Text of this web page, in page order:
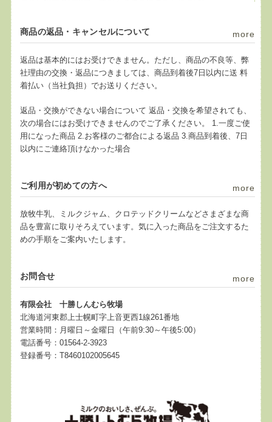
商品の返品・キャンセルについて more
返品は基本的にはお受けできません。ただし、商品の不良等、弊
社理由の交換・返品につきましては、商品到着後7日以内に送 料
着払い（当社負担）でお送りください。
返品・交換ができない場合について 返品・交換を希望されても、
次の場合にはお受けできませんのでご了承ください。 1.一度ご使
用になった商品 2.お客様のご都合による返品 3.商品到着後、7日
以内にご連絡頂けなかった場合
ご利用が初めての方へ more
放牧牛乳、ミルクジャム、クロテッドクリームなどさまざまな商
品を豊富に取りそろえています。気に入った商品をご注文するた
めの手順をご案内いたします。
お問合せ more
有限会社 十勝しんむら牧場
北海道河東郡上士幌町字上音更西1線261番地
営業時間：月曜日～金曜日（午前9:30～午後5:00）
電話番号：01564-2-3923
登録番号：T8460102005645